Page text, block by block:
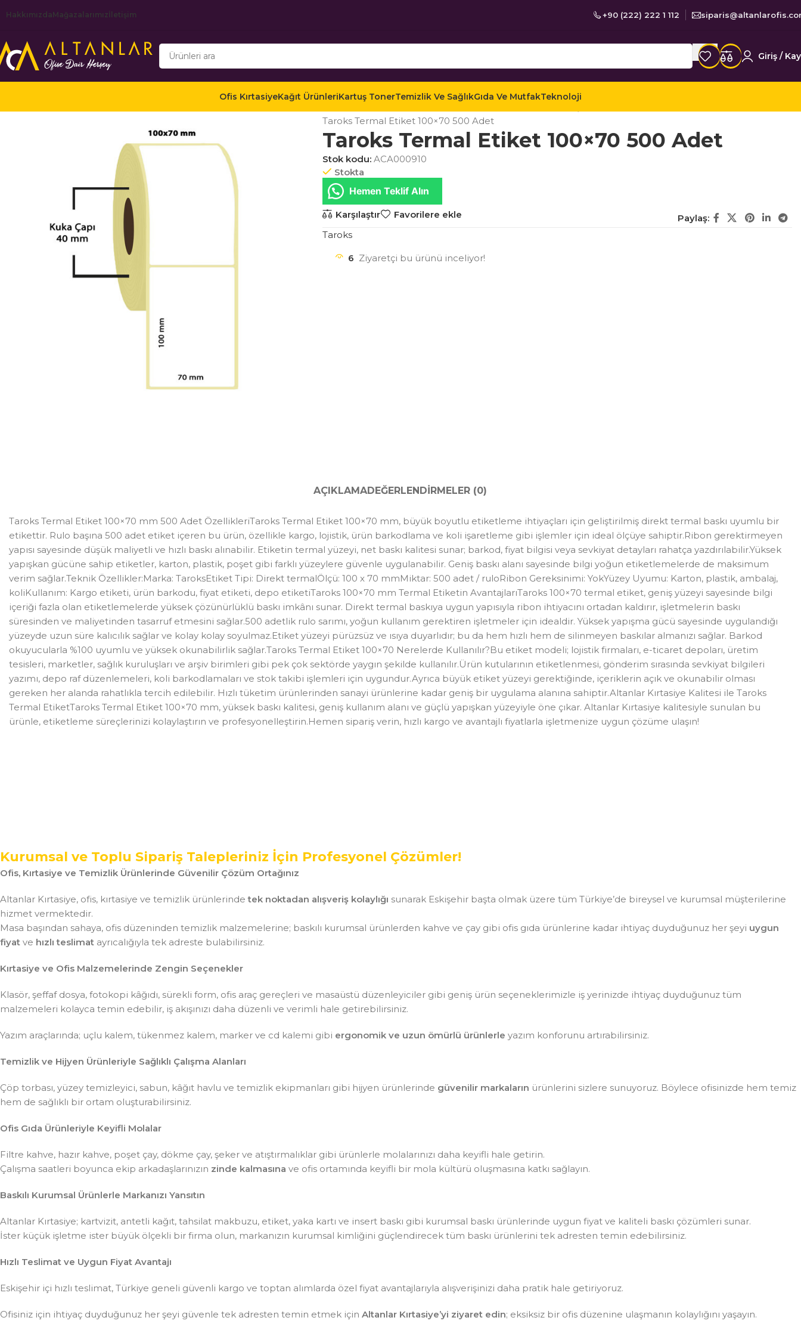
HakkımızdaMağazalarımız İletişim +90 (222) 222 1 112
Giriş /
Ofis KırtasiyeKağıt ÜrünleriKartuş TonerTemizlik Ve SağlıkGıda Ve MutfakTeknoloji
Taroks Termal Etiket 100×70 500 Adet
Taroks Termal Etiket 100×70 500 Adet
Stok kodu: ACA000910
Stokta
Hemen Teklif Alın
Karşılaştır Favorilere ekle
Paylaş:
Taroks
6 Ziyaretçi bu ürünü inceliyor!
AÇIKLAMADEĞERLENDIRMELER (0)
Taroks Termal Etiket 100×70 mm 500 Adet ÖzellikleriTaroks Termal Etiket 100×70 mm, büyük boyutlu etiketleme ihtiyaçları için geliştirilmiş direkt termal baskı uyumlu bir
etikettir. Rulo başına 500 adet etiket içeren bu ürün, özellikle kargo, lojistik, ürün barkodlama ve koli işaretleme gibi işlemler için ideal ölçüye sahiptir.Ribon gerektirmeyen
yapısı sayesinde düşük maliyetli ve hızlı baskı alınabilir. Etiketin termal yüzeyi, net baskı kalitesi sunar; barkod, fiyat bilgisi veya sevkiyat detayları rahatça yazdırılabilir.Yüksek
yapışkan gücüne sahip etiketler, karton, plastik, poşet gibi farklı yüzeylere güvenle uygulanabilir. Geniş baskı alanı sayesinde bilgi yoğun etiketlemelerde de maksimum
verim sağlar.Teknik Özellikler:Marka: TaroksEtiket Tipi: Direkt termalÖlçü: 100 x 70 mmMiktar: 500 adet / ruloRibon Gereksinimi: YokYüzey Uyumu: Karton, plastik, ambalaj,
koliKullanım: Kargo etiketi, ürün barkodu, fiyat etiketi, depo etiketiTaroks 100×70 mm Termal Etiketin AvantajlarıTaroks 100×70 termal etiket, geniş yüzeyi sayesinde bilgi
içeriği fazla olan etiketlemelerde yüksek çözünürlüklü baskı imkânı sunar. Direkt termal baskıya uygun yapısıyla ribon ihtiyacını ortadan kaldırır, işletmelerin baskı
süresinden ve maliyetinden tasarruf etmesini sağlar.500 adetlik rulo sarımı, yoğun kullanım gerektiren işletmeler için idealdir. Yüksek yapışma gücü sayesinde uygulandığı
yüzeyde uzun süre kalıcılık sağlar ve kolay kolay soyulmaz.Etiket yüzeyi pürüzsüz ve ısıya duyarlıdır; bu da hem hızlı hem de silinmeyen baskılar almanızı sağlar. Barkod
okuyucularla %100 uyumlu ve yüksek okunabilirlik sağlar.Taroks Termal Etiket 100×70 Nerelerde Kullanılır?Bu etiket modeli; lojistik firmaları, e-ticaret depoları, üretim
tesisleri, marketler, sağlık kuruluşları ve arşiv birimleri gibi pek çok sektörde yaygın şekilde kullanılır.Ürün kutularının etiketlenmesi, gönderim sırasında sevkiyat bilgileri
yazımı, depo raf düzenlemeleri, koli barkodlamaları ve stok takibi işlemleri için uygundur.Ayrıca büyük etiket yüzeyi gerektiğinde, içeriklerin açık ve okunabilir olması
gereken her alanda rahatlıkla tercih edilebilir. Hızlı tüketim ürünlerinden sanayi ürünlerine kadar geniş bir uygulama alanına sahiptir.Altanlar Kırtasiye Kalitesi ile Taroks
Termal EtiketTaroks Termal Etiket 100×70 mm, yüksek baskı kalitesi, geniş kullanım alanı ve güçlü yapışkan yüzeyiyle öne çıkar. Altanlar Kırtasiye kalitesiyle sunulan bu
ürünle, etiketleme süreçlerinizi kolaylaştırın ve profesyonelleştirin.Hemen sipariş verin, hızlı kargo ve avantajlı fiyatlarla işletmenize uygun çözüme ulaşın!
Kurumsal ve Toplu Sipariş Talepleriniz İçin Profesyonel Çözümler!
Ofis, Kırtasiye ve Temizlik Ürünlerinde Güvenilir Çözüm Ortağınız
Altanlar Kırtasiye, ofis, kırtasiye ve temizlik ürünlerindetek noktadan alışveriş kolaylığı sunarak Eskişehir başta olmak üzere tüm Türkiye’de bireysel ve kurumsal müşterilerine
hizmet vermektedir.
Masa başından sahaya, ofis düzeninden temizlik malzemelerine; baskılı kurumsal ürünlerden kahve ve çay gibi ofis gıda ürünlerine kadar ihtiyaç duyduğunuz her şeyi uygun
fiyat ve hızlı teslimat ayrıcalığıyla tek adreste bulabilirsiniz.
Kırtasiye ve Ofis Malzemelerinde Zengin Seçenekler
Klasör, şeffaf dosya, fotokopi kâğıdı, sürekli form, ofis araç gereçleri ve masaüstü düzenleyiciler gibi geniş ürün seçeneklerimizle iş yerinizde ihtiyaç duyduğunuz tüm
malzemeleri kolayca temin edebilir, iş akışınızı daha düzenli ve verimli hale getirebilirsiniz.
Yazım araçlarında; uçlu kalem, tükenmez kalem, marker ve cd kalemi gibi ergonomik ve uzun ömürlü ürünlerle yazım konforunu artırabilirsiniz.
Temizlik ve Hijyen Ürünleriyle Sağlıklı Çalışma Alanları
Çöp torbası, yüzey temizleyici, sabun, kâğıt havlu ve temizlik ekipmanları gibi hijyen ürünlerinde güvenilir markaların ürünlerini sizlere sunuyoruz. Böylece ofisinizde hem temiz
hem de sağlıklı bir ortam oluşturabilirsiniz.
Ofis Gıda Ürünleriyle Keyifli Molalar
Filtre kahve, hazır kahve, poşet çay, dökme çay, şeker ve atıştırmalıklar gibi ürünlerle molalarınızı daha keyifli hale getirin.
Çalışma saatleri boyunca ekip arkadaşlarınızın zinde kalmasına ve ofis ortamında keyifli bir mola kültürü oluşmasına katkı sağlayın.
Baskılı Kurumsal Ürünlerle Markanızı Yansıtın
Altanlar Kırtasiye; kartvizit, antetli kağıt, tahsilat makbuzu, etiket, yaka kartı ve insert baskı gibi kurumsal baskı ürünlerinde uygun fiyat ve kaliteli baskı çözümleri sunar.
İster küçük işletme ister büyük ölçekli bir firma olun, markanızın kurumsal kimliğini güçlendirecek tüm baskı ürünlerini tek adresten temin edebilirsiniz.
Hızlı Teslimat ve Uygun Fiyat Avantajı
Eskişehir içi hızlı teslimat, Türkiye geneli güvenli kargo ve toptan alımlarda özel fiyat avantajlarıyla alışverişinizi daha pratik hale getiriyoruz.
Ofisiniz için ihtiyaç duyduğunuz her şeyi güvenle tek adresten temin etmek için Altanlar Kırtasiye’yi ziyaret edin; eksiksiz bir ofis düzenine ulaşmanın kolaylığını yaşayın.